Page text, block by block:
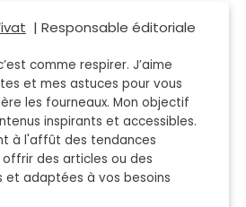
| Responsable éditoriale
comme respirer. J’aime
et mes astuces pour vous
les fourneaux. Mon objectif
inspirants et accessibles.
à l'affût des tendances
des articles ou des
adaptées à vos besoins